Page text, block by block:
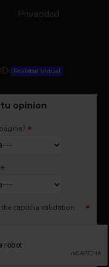
Realidad Virtual
Privacidad
opinion
captcha validation